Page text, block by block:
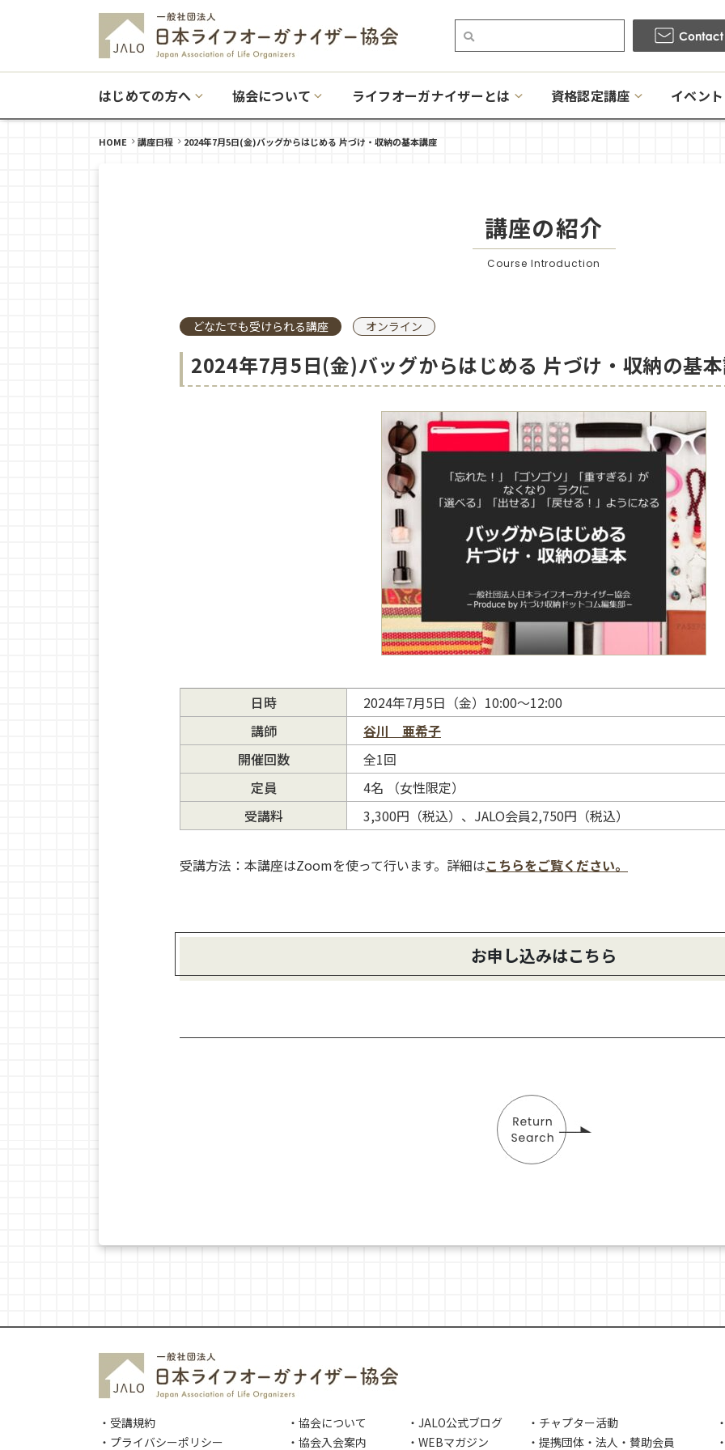
はじめての方へ 協会について ライフオーガナイザーとは 資格認定講座 イベン
HOME 講座日程 2024年7月5日(金)バッグからはじめる 片づけ・収納の基本講座
講座の紹介
Course Introduction
どなたでも受けられる講座 オンライン
2024年7月5日(金)バッグからはじめる 片づけ・収納の基
日時
2024年7月5日（金）10:00～12:00
講師
谷川 亜希子
開催回数
全1回
定員
4名 （女性限定）
受講料
3,300円（税込）、JALO会員2,750円（税込）
受講方法：本講座はZoomを使って行います。詳細はこちらをご覧ください。
お申し込みはこちら
・受講規約 ・協会について ・JALO公式ブログ ・チャプター活動
・プライバシーポリシー
・協会入会案内 ・WEBマガジン ・提携団体・法人・賛助会員